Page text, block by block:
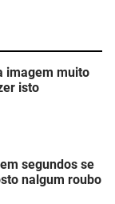
imagem muito
isto
segundos se
nalgum roubo